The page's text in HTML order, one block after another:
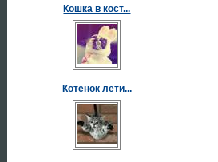
Кошка в кост...
Котенок лети...